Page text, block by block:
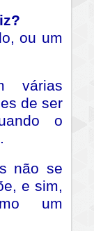
ou um
várias
de ser
o
não se
e sim,
um